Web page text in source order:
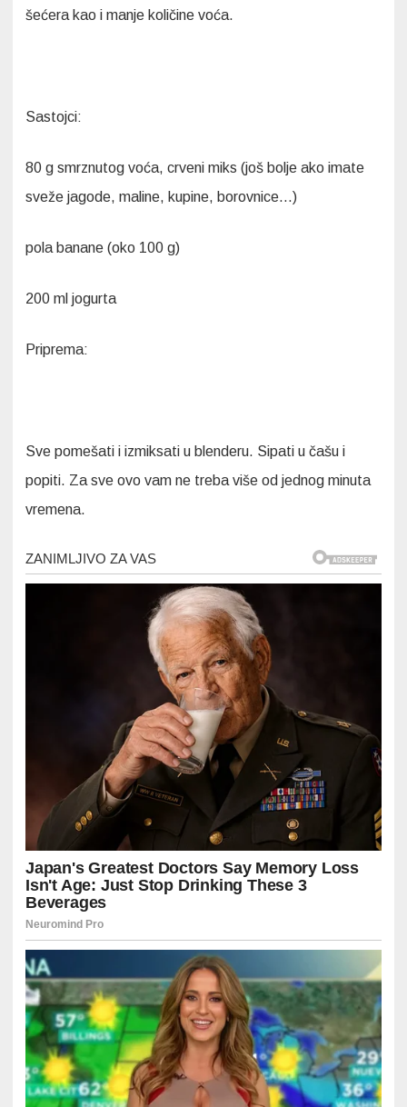
šećera kao i manje količine voća.
Sastojci:
80 g smrznutog voća, crveni miks (još bolje ako imate
sveže jagode, maline, kupine, borovnice…)
pola banane (oko 100 g)
200 ml jogurta
Priprema:
Sve pomešati i izmiksati u blenderu. Sipati u čašu i
popiti. Za sve ovo vam ne treba više od jednog minuta
vremena.